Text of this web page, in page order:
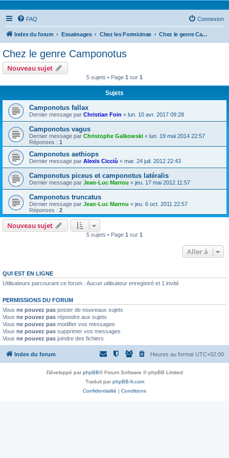
FAQ Connexion
Index du forum Essaimages Chez les Formicinae Chez le genre Camponotus
Chez le genre Camponotus
Nouveau sujet
5 sujets • Page 1 sur 1
Sujets
Camponotus fallax
Dernier message par Christian Foin « lun. 10 avr. 2017 09:28
Camponotus vagus
Dernier message par Christophe Galkowski « lun. 19 mai 2014 22:57
Réponses : 1
Camponotus aethiops
Dernier message par Alexis Cicciù « mar. 24 juil. 2012 22:43
Camponotus piceus et camponotus latéralis
Dernier message par Jean-Luc Marrou « jeu. 17 mai 2012 11:57
Camponotus truncatus
Dernier message par Jean-Luc Marrou « jeu. 6 oct. 2011 22:57
Réponses : 2
Nouveau sujet
5 sujets • Page 1 sur 1
Aller à
QUI EST EN LIGNE
Utilisateurs parcourant ce forum : Aucun utilisateur enregistré et 1 invité
PERMISSIONS DU FORUM
Vous ne pouvez pas poster de nouveaux sujets
Vous ne pouvez pas répondre aux sujets
Vous ne pouvez pas modifier vos messages
Vous ne pouvez pas supprimer vos messages
Vous ne pouvez pas joindre des fichiers
Index du forum Heures au format UTC+02:00
Développé parphpBB® Forum Software © phpBB Limited
Traduit parphpBB-fr.com
Confidentialité | Conditions